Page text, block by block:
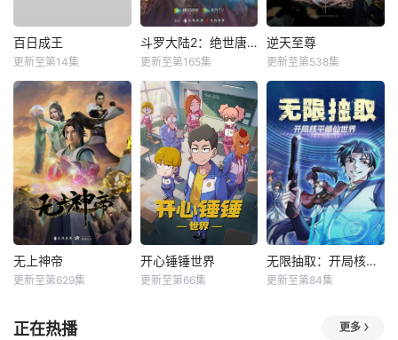
百日成王
更新至第14集
斗罗大陆2：绝世唐门
更新至第165集
逆天至尊
更新至第538集
无上神帝
更新至第629集
开心锤锤世界
更新至第66集
无限抽取：开局核平修仙世界动态漫
更新至第84集
正在热播 更多